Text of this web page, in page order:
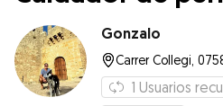
Gonzalo
Carrer Collegi,
1 Usuarios